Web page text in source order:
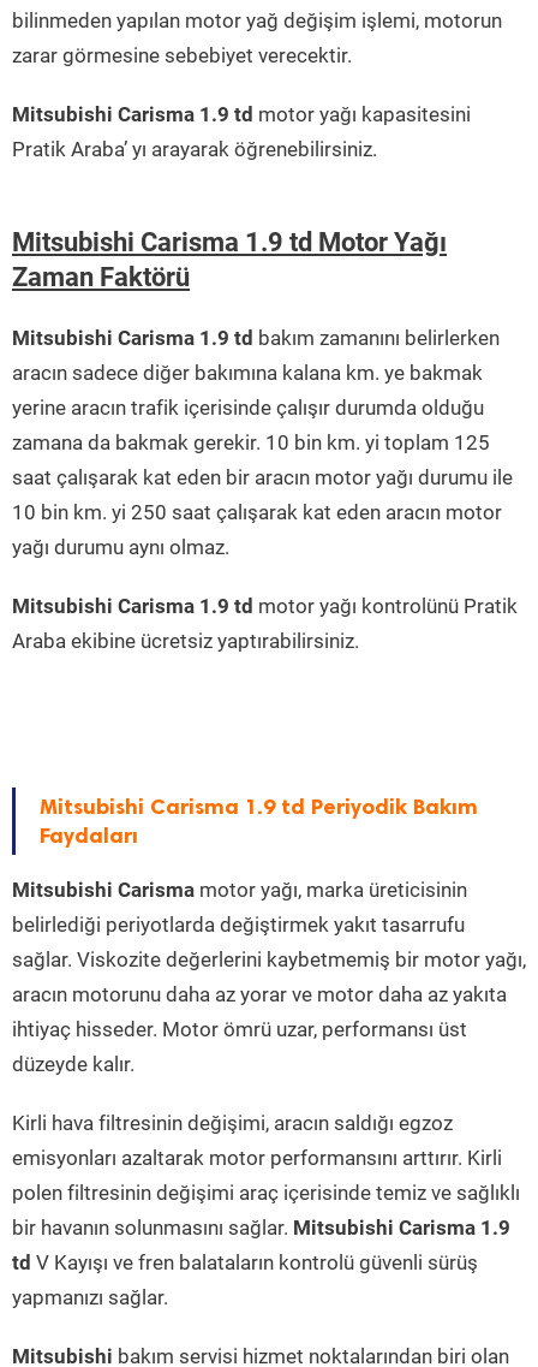
bilinmeden yapılan motor yağ değişim işlemi, motorun
zarar görmesine sebebiyet verecektir.
Mitsubishi Carisma 1.9 td motor yağı kapasitesini
Pratik Araba’ yı arayarak öğrenebilirsiniz.
Mitsubishi Carisma 1.9 td Motor Yağı
Zaman Faktörü
Mitsubishi Carisma 1.9 td bakım zamanını belirlerken
aracın sadece diğer bakımına kalana km. ye bakmak
yerine aracın trafik içerisinde çalışır durumda olduğu
zamana da bakmak gerekir. 10 bin km. yi toplam 125
saat çalışarak kat eden bir aracın motor yağı durumu ile
10 bin km. yi 250 saat çalışarak kat eden aracın motor
yağı durumu aynı olmaz.
Mitsubishi Carisma 1.9 td motor yağı kontrolünü Pratik
Araba ekibine ücretsiz yaptırabilirsiniz.
Mitsubishi Carisma 1.9 td Periyodik Bakım
Faydaları
Mitsubishi Carisma motor yağı, marka üreticisinin
belirlediği periyotlarda değiştirmek yakıt tasarrufu
sağlar. Viskozite değerlerini kaybetmemiş bir motor yağı,
aracın motorunu daha az yorar ve motor daha az yakıta
ihtiyaç hisseder. Motor ömrü uzar, performansı üst
düzeyde kalır.
Kirli hava filtresinin değişimi, aracın saldığı egzoz
emisyonları azaltarak motor performansını arttırır. Kirli
polen filtresinin değişimi araç içerisinde temiz ve sağlıklı
bir havanın solunmasını sağlar. Mitsubishi Carisma 1.9
td V Kayışı ve fren balataların kontrolü güvenli sürüş
yapmanızı sağlar.
Mitsubishi bakım servisi hizmet noktalarından biri olan